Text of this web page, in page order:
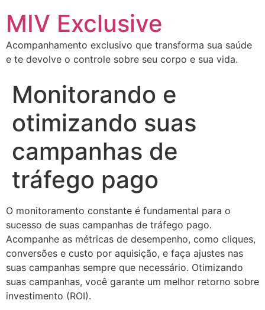
MIV Exclusive
Acompanhamento exclusivo que transforma sua saúde
e te devolve o controle sobre seu corpo e sua vida.
Monitorando e
otimizando suas
campanhas de
tráfego pago
O monitoramento constante é fundamental para o
sucesso de suas campanhas de tráfego pago.
Acompanhe as métricas de desempenho, como cliques,
conversões e custo por aquisição, e faça ajustes nas
suas campanhas sempre que necessário. Otimizando
suas campanhas, você garante um melhor retorno sobre
investimento (ROI).